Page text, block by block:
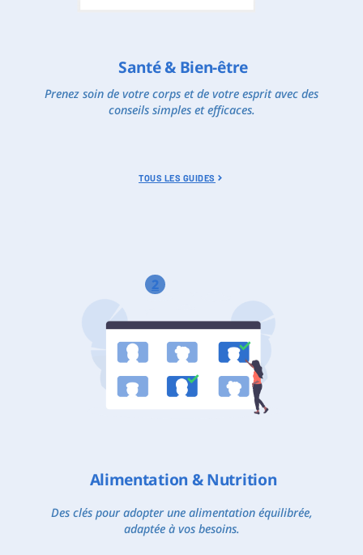
Santé & Bien-être
Prenez soin de votre corps et de votre esprit avec des
conseils simples et efficaces.
TOUS LES GUIDES
2
Alimentation & Nutrition
Des clés pour adopter une alimentation équilibrée,
adaptée à vos besoins.